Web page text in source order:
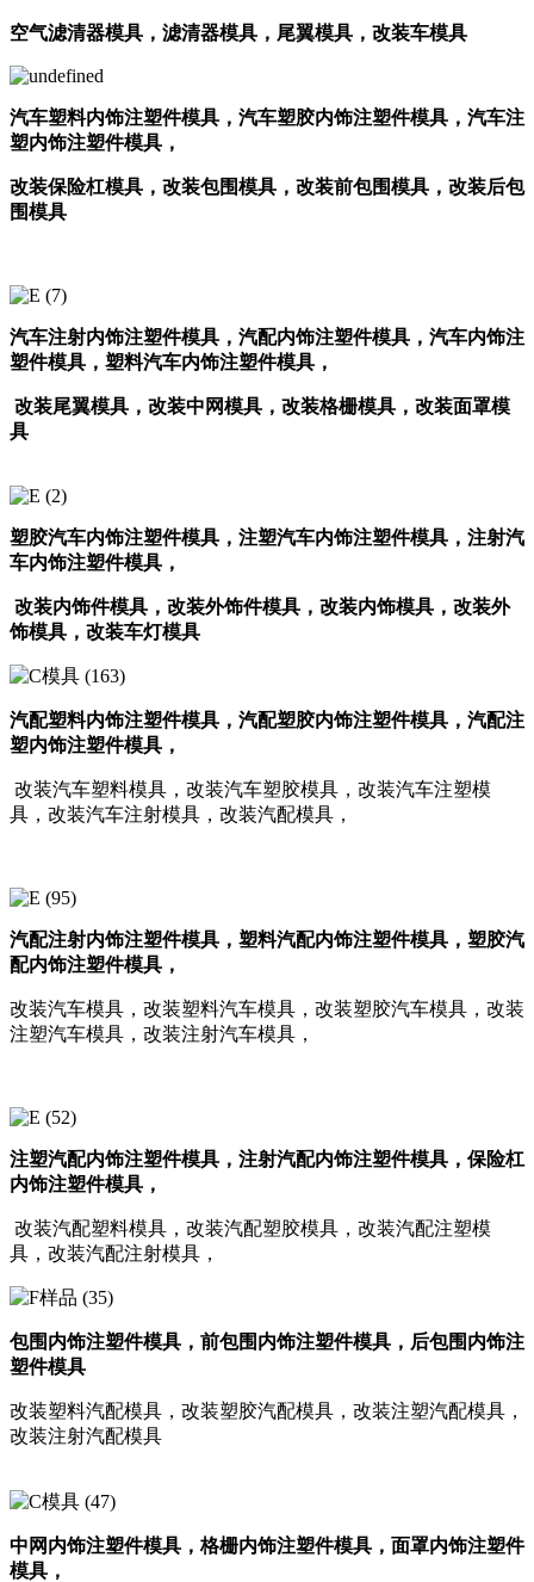
空气滤清器模具，滤清器模具，尾翼模具，改装车模具
汽车塑料内饰注塑件模具，汽车塑胶内饰注塑件模具，汽车注
塑内饰注塑件模具，
改装保险杠模具，改装包围模具，改装前包围模具，改装后包
围模具
汽车注射内饰注塑件模具，汽配内饰注塑件模具，汽车内饰注
塑件模具，塑料汽车内饰注塑件模具，
改装尾翼模具，改装中网模具，改装格栅模具，改装面罩模
具
塑胶汽车内饰注塑件模具，注塑汽车内饰注塑件模具，注射汽
车内饰注塑件模具，
改装内饰件模具，改装外饰件模具，改装内饰模具，改装外
饰模具，改装车灯模具
汽配塑料内饰注塑件模具，汽配塑胶内饰注塑件模具，汽配注
塑内饰注塑件模具，
改装汽车塑料模具，改装汽车塑胶模具，改装汽车注塑模
具，改装汽车注射模具，改装汽配模具，
汽配注射内饰注塑件模具，塑料汽配内饰注塑件模具，塑胶汽
配内饰注塑件模具，
改装汽车模具，改装塑料汽车模具，改装塑胶汽车模具，改装
注塑汽车模具，改装注射汽车模具，
注塑汽配内饰注塑件模具，注射汽配内饰注塑件模具， 保险杠
内饰注塑件模具，
改装汽配塑料模具，改装汽配塑胶模具，改装汽配注塑模
具，改装汽配注射模具，
包围内饰注塑件模具，前包围内饰注塑件模具，后包围内饰注
塑件模具
改装塑料汽配模具，改装塑胶汽配模具，改装注塑汽配模具，
改装注射汽配模具
中网内饰注塑件模具，格栅内饰注塑件模具， 面罩内饰注塑件
模具，